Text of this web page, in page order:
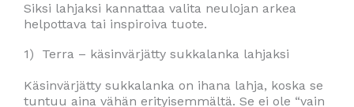
Siksi lahjaksi kannattaa valita neulojan arkea
helpottava tai inspiroiva tuote.
1) Terra – käsinvärjätty sukkalanka lahjaksi
Käsinvärjätty sukkalanka on ihana lahja, koska se
tuntuu aina vähän erityisemmältä. Se ei ole “vain